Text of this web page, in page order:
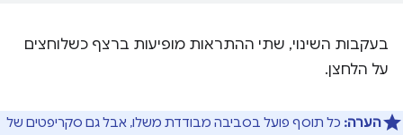
בעקבות השינוי, שתי ההתראות מופיעות ברצף כשלוחצים
על הלחצן.
הערה: כל תוסף פועל בסביבה מבודדת משלו, אבל גם סקריפטים של